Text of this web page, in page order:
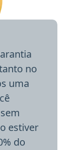
no
uma
estiver
do